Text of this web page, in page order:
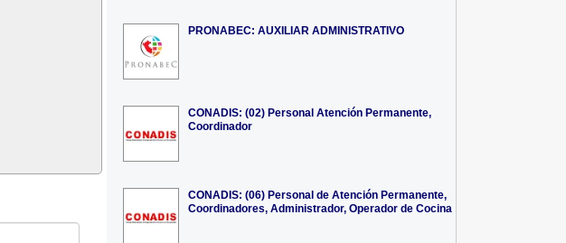
PRONABEC: AUXILIAR ADMINISTRATIVO
CONADIS: (02) Personal Atención Permanente,
Coordinador
CONADIS: (06) Personal de Atención Permanente,
Coordinadores, Administrador, Operador de Cocina